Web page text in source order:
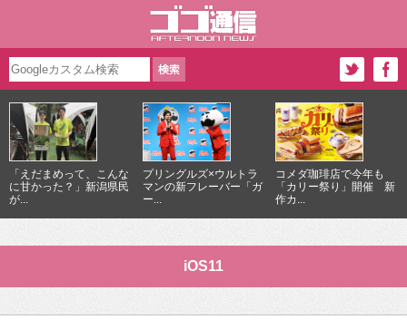
「えだまめって、こんな
に甘かった？」新潟県民
が...
プリングルズ×ウルトラ
マンの新フレーバー「ガ
ー...
コメダ珈琲店で今年も
「カリー祭り」開催 新
作カ...
iOS11